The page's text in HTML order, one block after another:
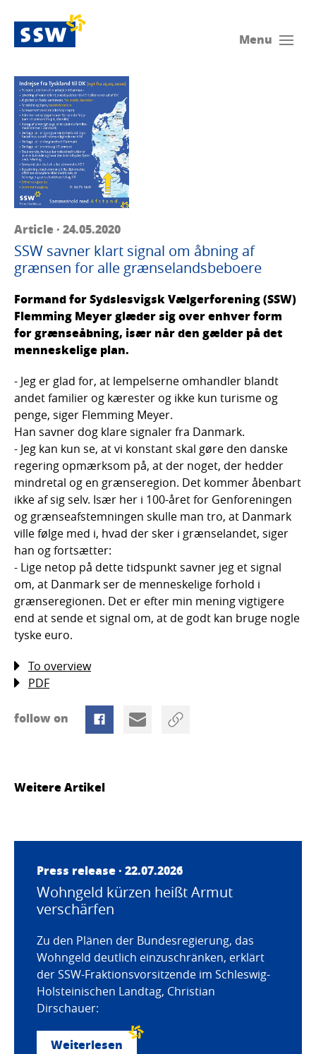
Menu
Article · 24.05.2020
SSW savner klart signal om åbning af
grænsen for alle grænselandsbeboere
Formand for Sydslesvigsk Vælgerforening (SSW)
Flemming Meyer glæder sig over enhver form
for grænseåbning, især når den gælder på det
menneskelige plan.
- Jeg er glad for, at lempelserne omhandler blandt
andet familier og kærester og ikke kun turisme og
penge, siger Flemming Meyer.
Han savner dog klare signaler fra Danmark.
- Jeg kan kun se, at vi konstant skal gøre den danske
regering opmærksom på, at der noget, der hedder
mindretal og en grænseregion. Det kommer åbenbart
ikke af sig selv. Især her i 100-året for Genforeningen
og grænseafstemningen skulle man tro, at Danmark
ville følge med i, hvad der sker i grænselandet, siger
han og fortsætter:
- Lige netop på dette tidspunkt savner jeg et signal
om, at Danmark ser de menneskelige forhold i
grænseregionen. Det er efter min mening vigtigere
end at sende et signal om, at de godt kan bruge nogle
tyske euro.
To overview
PDF
follow on
Weitere Artikel
Press release · 22.07.2026
Wohngeld kürzen heißt Armut
verschärfen
Zu den Plänen der Bundesregierung, das
Wohngeld deutlich einzuschränken, erklärt
der SSW-Fraktionsvorsitzende im Schleswig-
Holsteinischen Landtag, Christian
Dirschauer:
Weiterlesen